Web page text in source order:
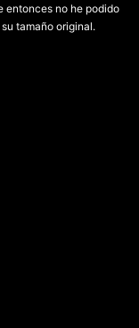
entonces no he podido
tamaño original.